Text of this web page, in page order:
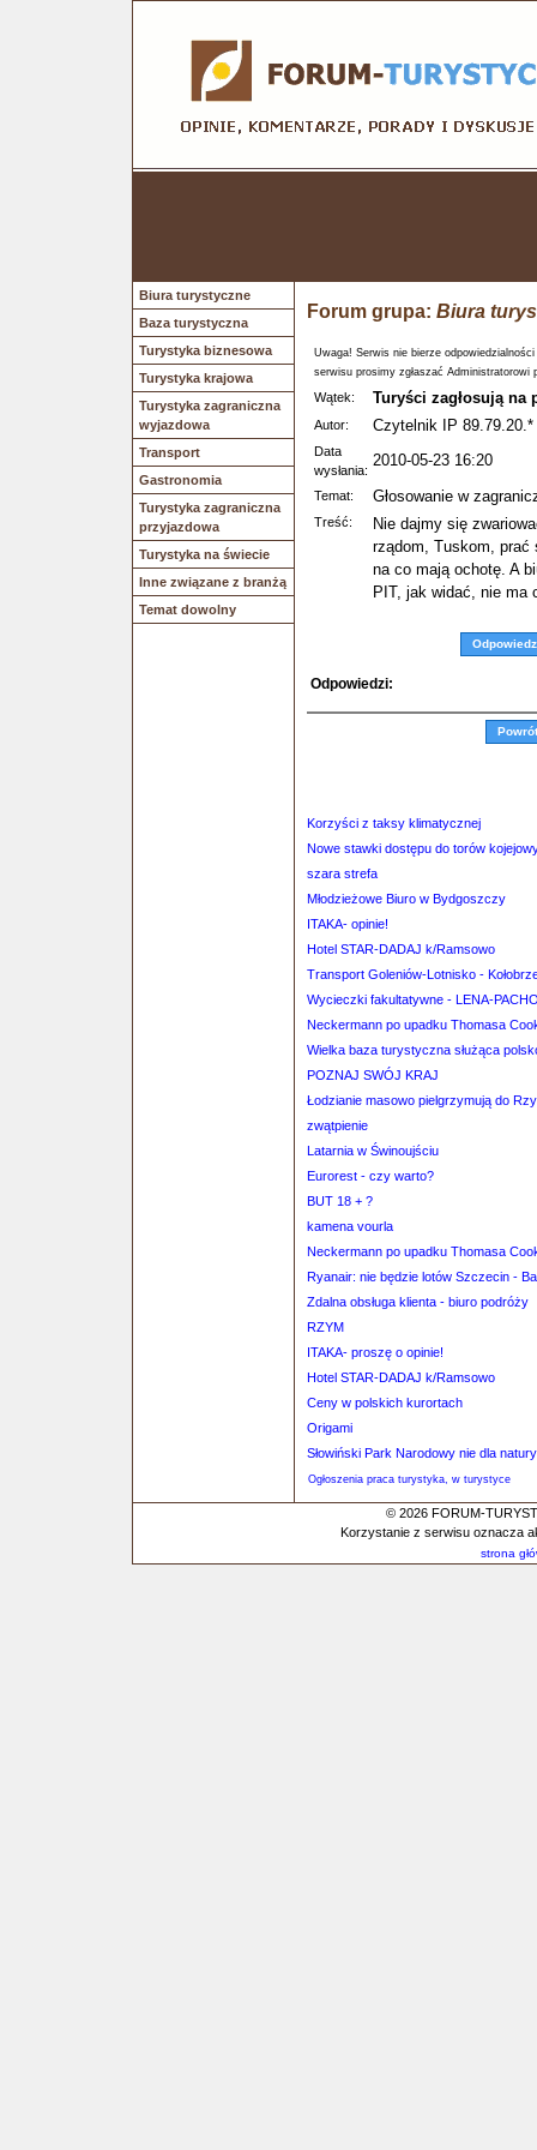
Biura turystyczne
Baza turystyczna
Turystyka biznesowa
Turystyka krajowa
Turystyka zagraniczna
wyjazdowa
Transport
Gastronomia
Turystyka zagraniczna
przyjazdowa
Turystyka na świecie
Inne związane z branżą
Temat dowolny
Forum grupa: Biura
Uwaga! Serwis nie bierze
serwisu prosimy zgłaszać Administratorowi
Wątek: Turyści zagłosują na
Autor: Czytelnik IP 89.79.20.*
Data
wysłania:
2010-05-23 16:20
Temat: Głosowanie w
Treść:
Nie dajmy się
rządom, Tuskom, prać
na co mają ochotę. A
PIT, jak widać, nie ma
Odpowiedz
Odpowiedzi:
Korzyści z taksy klimatycznej
Nowe stawki dostępu do torów
szara strefa
Młodzieżowe Biuro w Bydgoszczy
ITAKA- opinie!
Hotel STAR-DADAJ k/Ramsowo
Transport Goleniów-Lotnisko -
Wycieczki fakultatywne - LENA-
Neckermann po upadku Thomasa
Wielka baza turystyczna służąca
POZNAJ SWÓJ KRAJ
Łodzianie masowo pielgrzymują do
zwątpienie
Latarnia w Świnoujściu
Eurorest - czy warto?
BUT 18 + ?
kamena vourla
Neckermann po upadku Thomasa
Ryanair: nie będzie lotów Szczecin -
Zdalna obsługa klienta - biuro podróży
RZYM
ITAKA- proszę o opinie!
Hotel STAR-DADAJ k/Ramsowo
Ceny w polskich kurortach
Origami
Słowiński Park Narodowy nie dla
Ogłoszenia praca turystyka, w turystyce
© 2026 FORUM-
Korzystanie z serwisu oznacza
strona